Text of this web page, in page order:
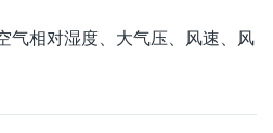
气相对湿度、大气压、风速、风